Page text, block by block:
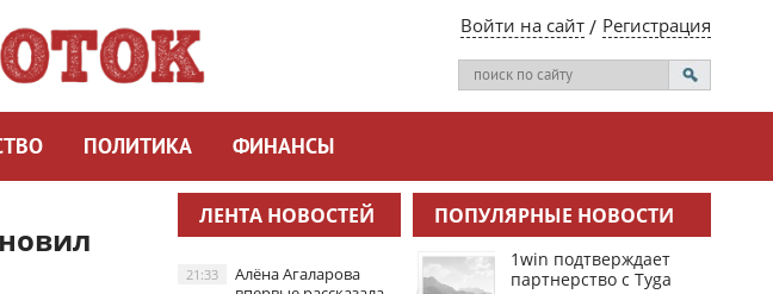
Войти на сайт Регистрация
ПОЛИТИКА ФИНАНСЫ
ЛЕНТА НОВОСТЕЙ
Алёна Агаларова
21:33
ПОПУЛЯРНЫЕ НОВОСТИ
1win подтверждает
партнерство с Tyga